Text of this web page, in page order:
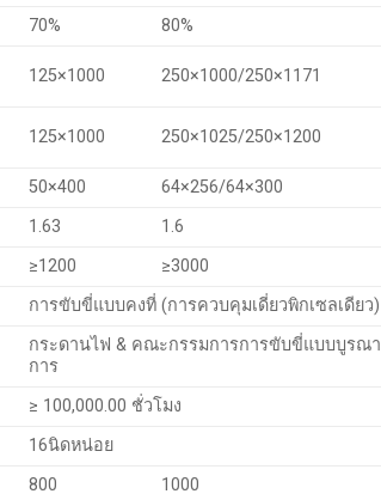
70% 80%
125×1000 250×1000/250×1171
125×1000 250×1025/250×1200
50×400 64×256/64×300
1.63 1.6
≥1200 ≥3000
การขับขี่แบบคงที่ (การควบคุมเดี่ยวพิกเซลเดียว)
กระดานไฟ & คณะกรรมการการขับขี่แบบบูรณา
การ
≥ 100,000.00 ชั่วโมง
16นิดหน่อย
800 1000